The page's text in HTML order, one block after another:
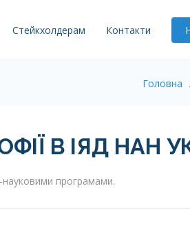
Стейкхолдерам Контакти
Головна
В ІЯД НАН
науковими програмами.